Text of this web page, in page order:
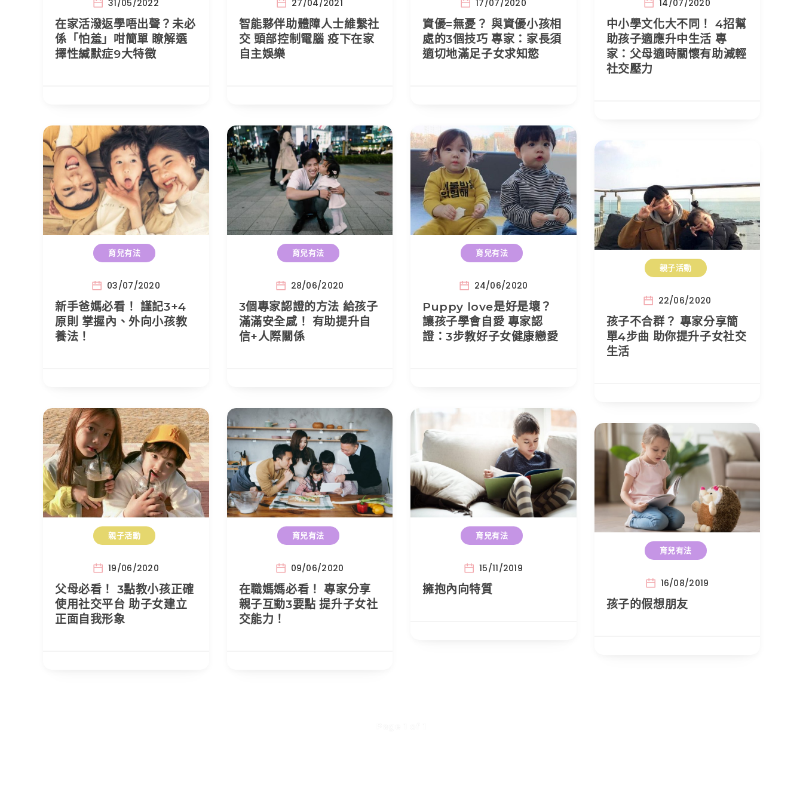
31/05/2022
在家活潑返學唔出聲？未必
係「怕羞」咁簡單 瞭解選
擇性緘默症9大特徵
27/04/2021
智能夥伴助體障人士維繫社
交 頭部控制電腦 疫下在家
自主娛樂
17/07/2020
資優=無憂？ 與資優小孩相
處的3個技巧 專家：家長須
適切地滿足子女求知慾
14/07/2020
中小學文化大不同！ 4招幫
助孩子適應升中生活 專
家：父母適時關懷有助減輕
社交壓力
育兒有法
03/07/2020
新手爸媽必看！ 謹記3+4
原則 掌握內、外向小孩教
養法！
育兒有法
28/06/2020
3個專家認證的方法 給孩子
滿滿安全感！ 有助提升自
信+人際關係
育兒有法
24/06/2020
Puppy love是好是壞？
讓孩子學會自愛 專家認
證：3步教好子女健康戀愛
親子活動
22/06/2020
孩子不合群？ 專家分享簡
單4步曲 助你提升子女社交
生活
親子活動
19/06/2020
父母必看！ 3點教小孩正確
使用社交平台 助子女建立
正面自我形象
育兒有法
09/06/2020
在職媽媽必看！ 專家分享
親子互動3要點 提升子女社
交能力！
育兒有法
15/11/2019
擁抱內向特質
育兒有法
16/08/2019
孩子的假想朋友